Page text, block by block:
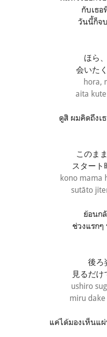
กับเธอ
วันนี้ก็จ
ほら
会いた
hora,
aita
ดูสิ ผมคิดถึงเ
このま
スタート
kono mama
sutāto
ย้อนก
ช่วงแรกๆ
後ろ
見るだけ
ushiro
miru
แค่ได้มองเห็นแ